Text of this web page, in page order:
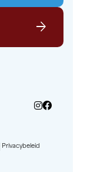
arrow_forward
Privacybeleid